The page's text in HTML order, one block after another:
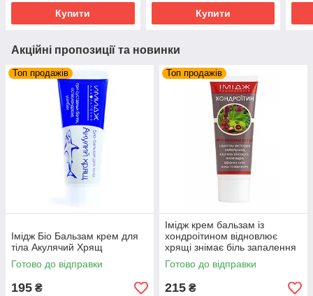
Купити Купити
Акційні пропозиції та новинки
Топ продажів
Імідж Біо Бальзам крем для
тіла Акулячий Хрящ
Готово до відправки
195 ₴
Топ продажів
Імідж крем бальзам із
хондроітином відновлює
хрящі знімає біль запалення
суглобів та м'язів
Готово до відправки
215 ₴